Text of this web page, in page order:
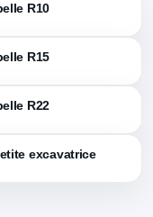
R10
R15
R22
excavatrice